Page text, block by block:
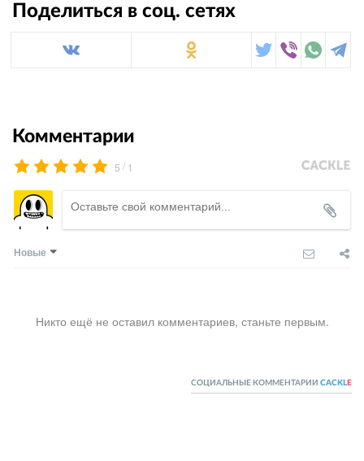
Поделиться в соц. сетях
Комментарии
5 / 1
Новые
Никто ещё не оставил комментариев, станьте первым.
СОЦИАЛЬНЫЕ КОММЕНТАРИИ CACKL E